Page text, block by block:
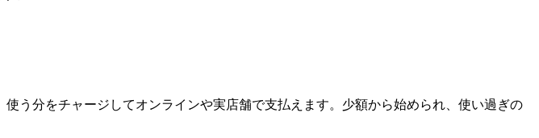
う分をチャージしてオンラインや実店舗で支払えます。少額から始められ、使い過ぎの